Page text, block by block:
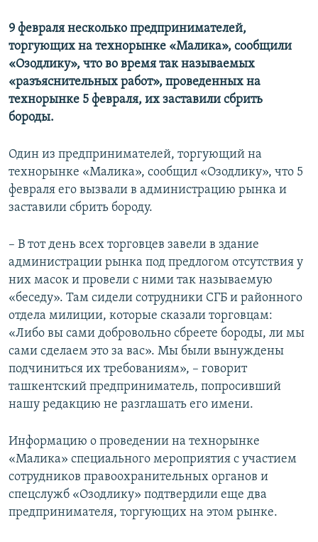
9 февраля несколько предпринимателей,
торгующих на технорынке «Малика», сообщили
«Озодлику», что во время так называемых
«разъяснительных работ», проведенных на
технорынке 5 февраля, их заставили сбрить
бороды.
Один из предпринимателей, торгующий на
технорынке «Малика», сообщил «Озодлику», что 5
февраля его вызвали в администрацию рынка и
заставили сбрить бороду.
– В тот день всех торговцев завели в здание
администрации рынка под предлогом отсутствия у
них масок и провели с ними так называемую
«беседу». Там сидели сотрудники СГБ и районного
отдела милиции, которые сказали торговцам:
«Либо вы сами добровольно сбреете бороды, ли мы
сами сделаем это за вас». Мы были вынуждены
подчиниться их требованиям», – говорит
ташкентский предприниматель, попросивший
нашу редакцию не разглашать его имени.
Информацию о проведении на технорынке
«Малика» специального мероприятия с участием
сотрудников правоохранительных органов и
спецслужб «Озодлику» подтвердили еще два
предпринимателя, торгующих на этом рынке.